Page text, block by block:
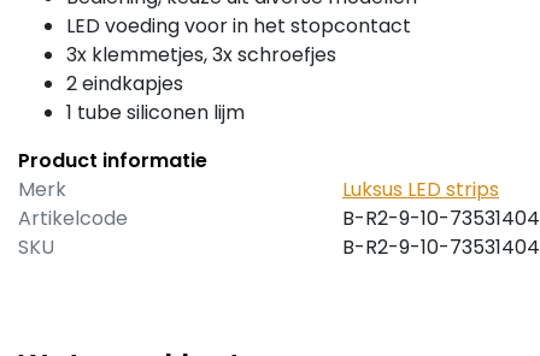
LED voeding voor in het stopcontact
3x klemmetjes, 3x schroefjes
2 eindkapjes
1 tube siliconen lijm
Product informatie
Merk
Luksus LED strips
Artikelcode
B-R2-9-10-73531404
SKU
B-R2-9-10-73531404